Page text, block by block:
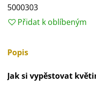
5000303
Přidat k oblíbeným
Popis
Jak si vypěstovat